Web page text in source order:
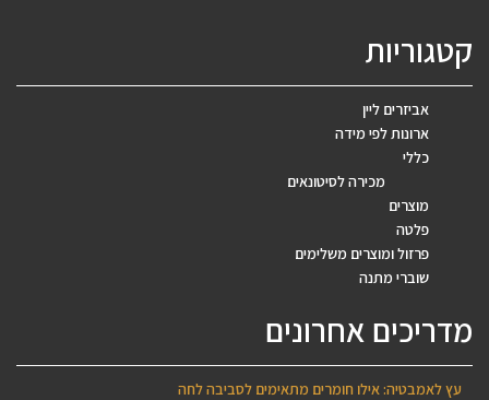
קטגוריות
אביזרים ליין
ארונות לפי מידה
כללי
מכירה לסיטונאים
מוצרים
פלטה
פרזול ומוצרים משלימים
שוברי מתנה
מדריכים אחרונים
עץ לאמבטיה: אילו חומרים מתאימים לסביבה לחה